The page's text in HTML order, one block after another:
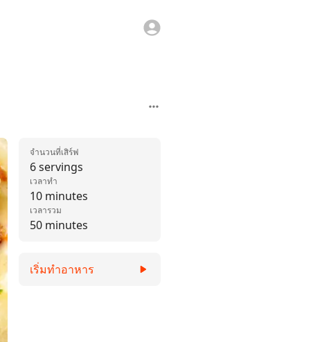
6 servings
จำนวนที่เสิร์ฟ
10 minutes
เวลาทำ
50 minutes
เวลารวม
เริ่มทำอาหาร